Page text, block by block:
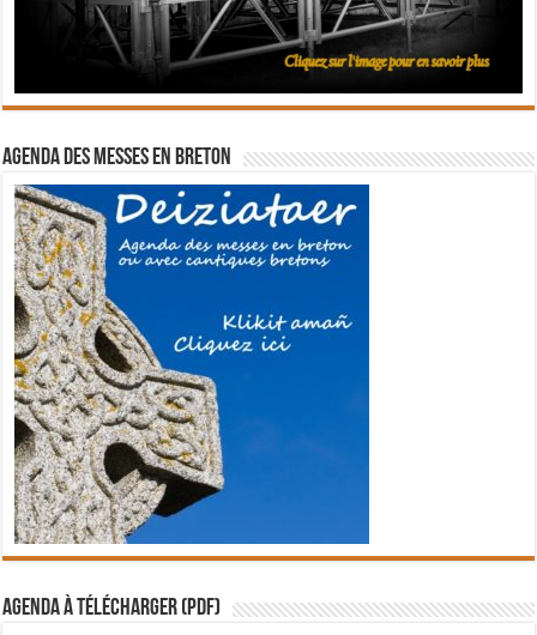
Agenda des messes en breton
Agenda à télécharger (PDF)